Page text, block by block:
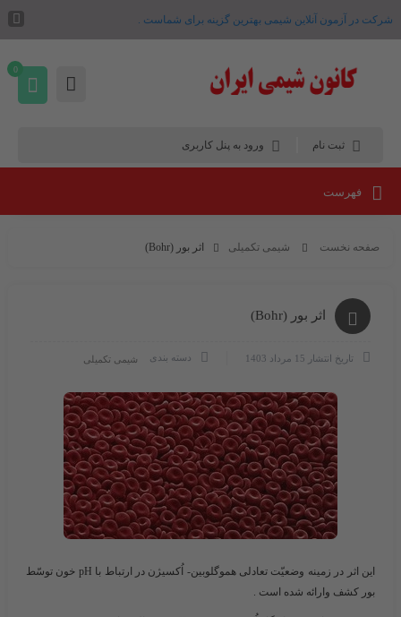
شرکت در آزمون آنلاین شیمی بهترین گزینه برای شماست .
ثبت نام ورود به پنل کاربری
0
فهرست
صفحه نخست شیمی تکمیلی اثر بور (Bohr)
اثر بور (Bohr)
تاریخ انتشار 15 مرداد 1403 دسته بندی شیمی تکمیلی
این اثر در زمینه وضعیّت تعادلی هموگلوبین- اُکسیژن در ارتباط با pH خون توسّط
بور کشف وارائه شده است .